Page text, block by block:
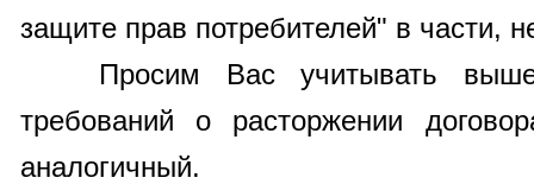
защите прав потребителей" в части,
Просим Вас учитывать
требований о расторжении
аналогичный.